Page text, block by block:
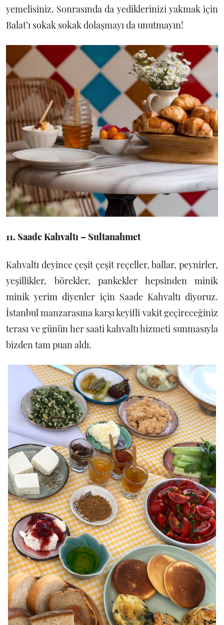
yemelisiniz. Sonrasında da yediklerinizi yakmak için
Balat’ı sokak sokak dolaşmayı da unutmayın!
11. Saade Kahvaltı – Sultanahmet
Kahvaltı deyince çeşit çeşit reçeller, ballar, peynirler,
yeşillikler, börekler, pankekler hepsinden minik
minik yerim diyenler için Saade Kahvaltı diyoruz.
İstanbul manzarasına karşı keyifli vakit geçireceğiniz
terası ve günün her saati kahvaltı hizmeti sunmasıyla
bizden tam puan aldı.